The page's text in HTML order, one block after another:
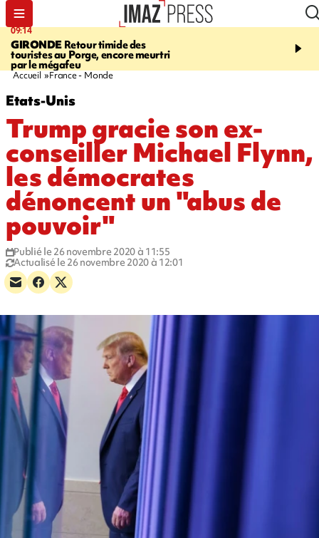
09:14
GIRONDE Retour timide des
touristes au Porge, encore meurtri
par le mégafeu
13:09
Des
font cinq morts en
Accueil France - Monde
Etats-Unis
Trump gracie son ex-
conseiller Michael Flynn,
les démocrates
dénoncent un "abus de
pouvoir"
Publié le 26 novembre 2020 à 11:55
Actualisé le 26 novembre 2020 à 12:01